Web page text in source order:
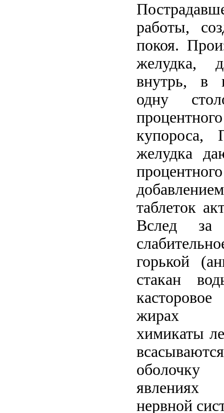
работы,
покоя.
желудка,
внутрь, в
одну
купороса,
желудка
таблеток
Вслед за
горькой
стакан
жирах
химикаты
явлениях
нервной